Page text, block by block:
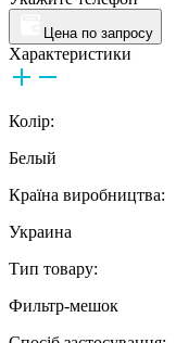
Цена по запросу
Характеристики
Колір:
Белый
Країна виробництва:
Украина
Тип товару:
Фильтр-мешок